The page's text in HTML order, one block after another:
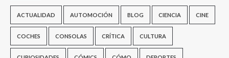
ACTUALIDAD AUTOMOCIÓN BLOG CIENCIA CINE
COCHES CONSOLAS CRÍTICA CULTURA